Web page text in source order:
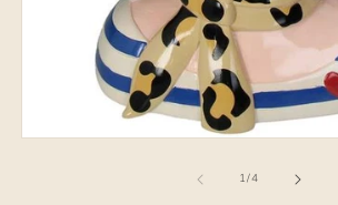
1/van
4